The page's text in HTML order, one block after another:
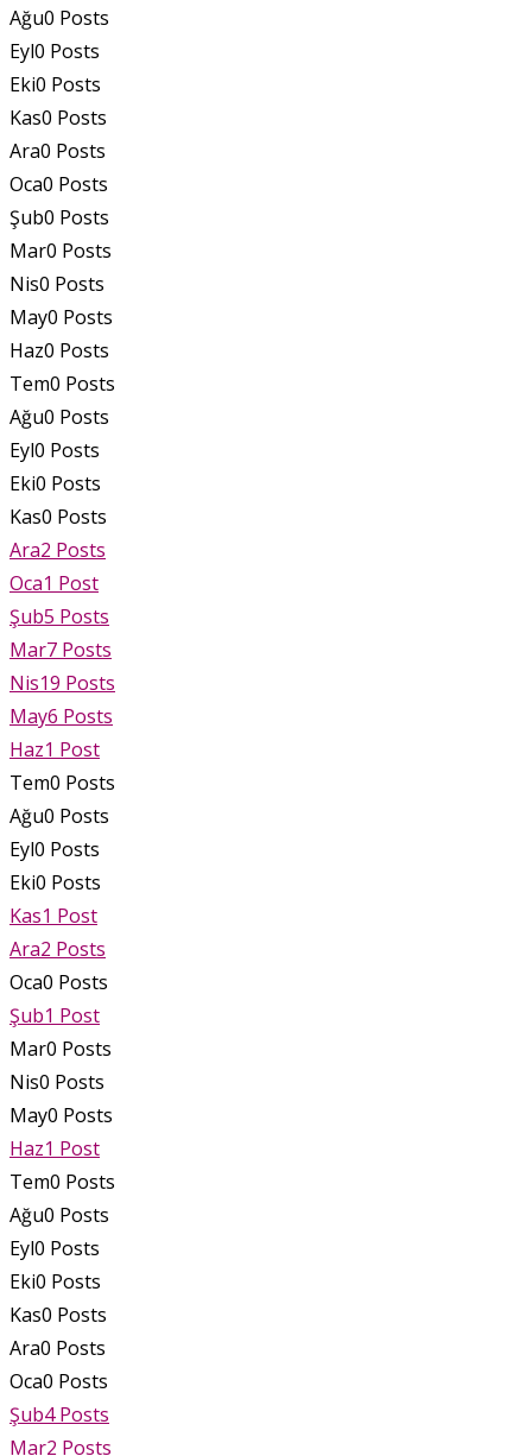
Ağu0 Posts
Eyl0 Posts
Eki0 Posts
Kas0 Posts
Ara0 Posts
Oca0 Posts
Şub0 Posts
Mar0 Posts
Nis0 Posts
May0 Posts
Haz0 Posts
Tem0 Posts
Ağu0 Posts
Eyl0 Posts
Eki0 Posts
Kas0 Posts
Ara2 Posts
Oca1 Post
Şub5 Posts
Mar7 Posts
Nis19 Posts
May6 Posts
Haz1 Post
Tem0 Posts
Ağu0 Posts
Eyl0 Posts
Eki0 Posts
Kas1 Post
Ara2 Posts
Oca0 Posts
Şub1 Post
Mar0 Posts
Nis0 Posts
May0 Posts
Haz1 Post
Tem0 Posts
Ağu0 Posts
Eyl0 Posts
Eki0 Posts
Kas0 Posts
Ara0 Posts
Oca0 Posts
Şub4 Posts
Mar2 Posts